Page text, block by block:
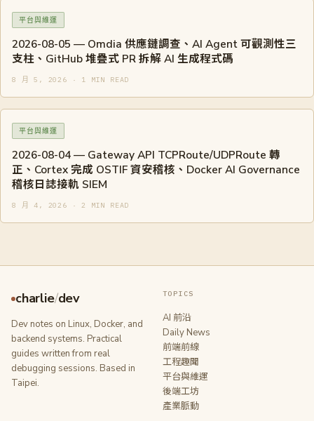
平台與維運
2026-08-05 — Omdia 供應鏈調查、AI Agent 可觀測性三
支柱、GitHub 堆疊式 PR 拆解 AI 生成程式碼
8 月 5, 2026 · 1 MIN READ
平台與維運
2026-08-04 — Gateway API TCPRoute/UDPRoute 轉
正、Cortex 完成 OSTIF 資安稽核、Docker AI Governance
稽核日誌接軌 SIEM
8 月 4, 2026 · 2 MIN READ
charlie/dev
Dev notes on Linux, Docker, and
backend systems. Practical
guides written from real
debugging sessions. Based in
Taipei.
TOPICS
AI 前沿
Daily News
前端前線
工程趣聞
平台與維運
後端工坊
產業脈動